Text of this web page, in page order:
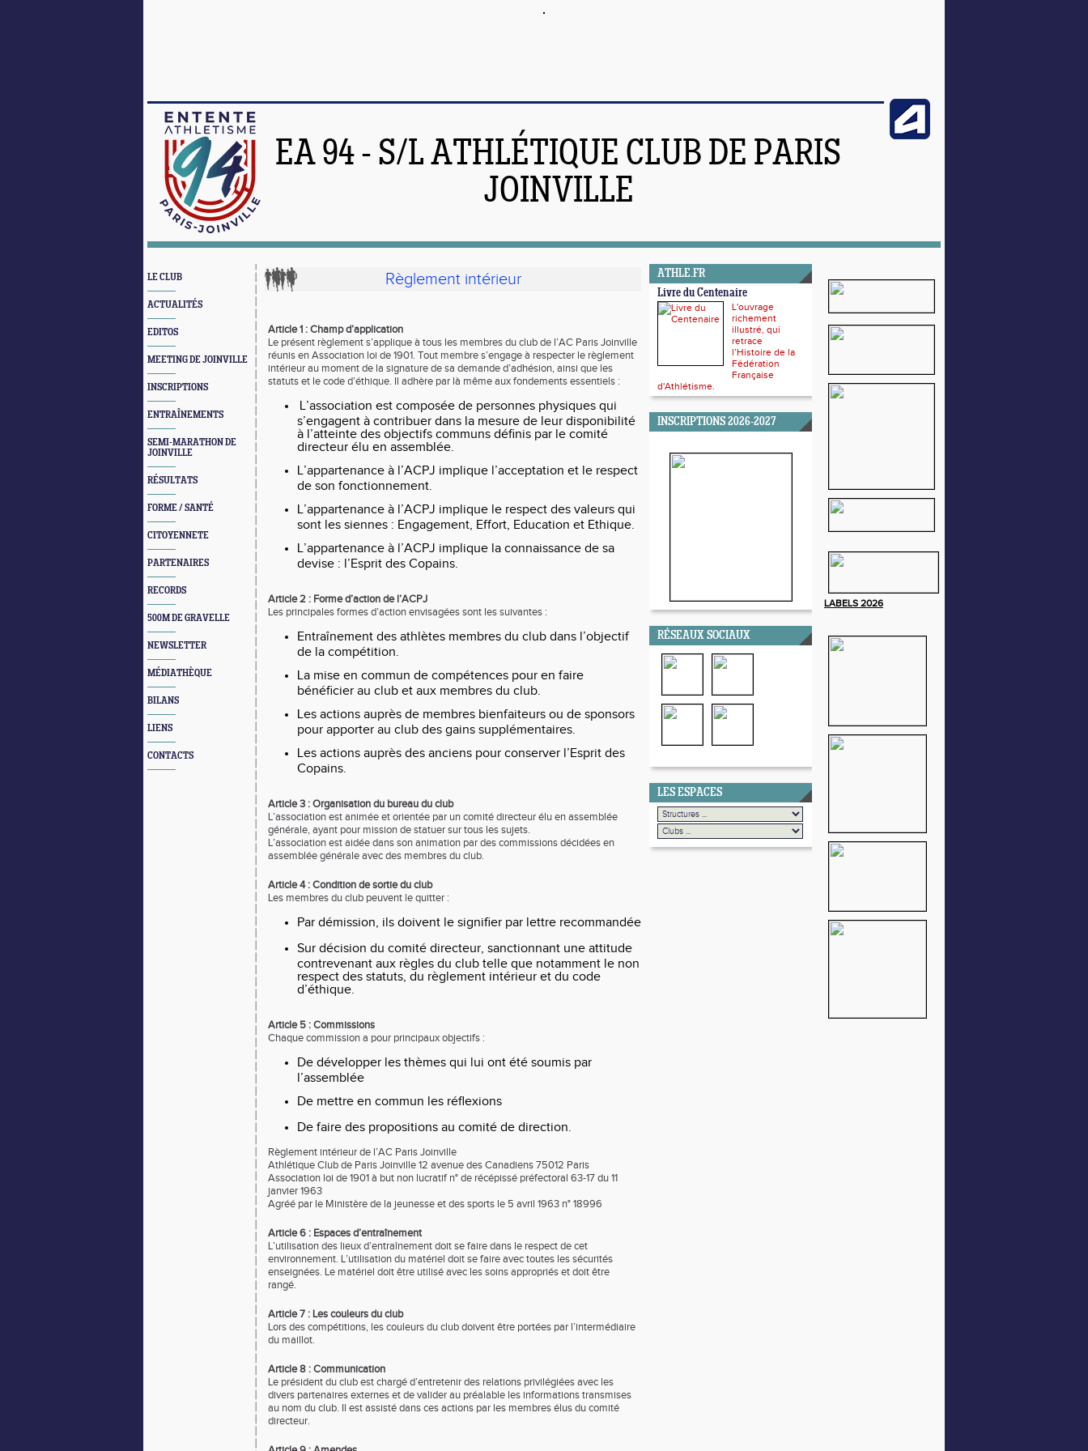
EA 94 - S/L ATHLÉTIQUE CLUB DE PARIS
JOINVILLE
LE CLUB
ACTUALITÉS
EDITOS
MEETING DE JOINVILLE
INSCRIPTIONS
ENTRAÎNEMENTS
SEMI-MARATHON DE
JOINVILLE
RÉSULTATS
FORME / SANTÉ
CITOYENNETE
PARTENAIRES
RECORDS
500M DE GRAVELLE
NEWSLETTER
MÉDIATHÈQUE
BILANS
LIENS
CONTACTS
Règlement intérieur
Article 1 : Champ d’application
Le présent règlement s’applique à tous les membres du club de l’AC Paris Joinville
réunis en Association loi de 1901. Tout membre s’engage à respecter le règlement
intérieur au moment de la signature de sa demande d’adhésion, ainsi que les
statuts et le code d’éthique. Il adhère par là même aux fondements essentiels :
L’association est composée de personnes physiques qui
s’engagent à contribuer dans la mesure de leur disponibilité
à l’atteinte des objectifs communs définis par le comité
directeur élu en assemblée.
L’appartenance à l’ACPJ implique l’acceptation et le respect
de son fonctionnement.
L’appartenance à l’ACPJ implique le respect des valeurs qui
sont les siennes : Engagement, Effort, Education et Ethique.
L’appartenance à l’ACPJ implique la connaissance de sa
devise : l’Esprit des Copains.
Article 2 : Forme d’action de l’ACPJ
Les principales formes d’action envisagées sont les suivantes :
Entraînement des athlètes membres du club dans l’objectif
de la compétition.
La mise en commun de compétences pour en faire
bénéficier au club et aux membres du club.
Les actions auprès de membres bienfaiteurs ou de sponsors
pour apporter au club des gains supplémentaires.
Les actions auprès des anciens pour conserver l’Esprit des
Copains.
Article 3 : Organisation du bureau du club
L’association est animée et orientée par un comité directeur élu en assemblée
générale, ayant pour mission de statuer sur tous les sujets.
L’association est aidée dans son animation par des commissions décidées en
assemblée générale avec des membres du club.
Article 4 : Condition de sortie du club
Les membres du club peuvent le quitter :
Par démission, ils doivent le signifier par lettre recommandée
Sur décision du comité directeur, sanctionnant une attitude
contrevenant aux règles du club telle que notamment le non
respect des statuts, du règlement intérieur et du code
d’éthique.
Article 5 : Commissions
Chaque commission a pour principaux objectifs :
De développer les thèmes qui lui ont été soumis par
l’assemblée
De mettre en commun les réflexions
De faire des propositions au comité de direction.
Règlement intérieur de l’AC Paris Joinville
Athlétique Club de Paris Joinville 12 avenue des Canadiens 75012 Paris
Association loi de 1901 à but non lucratif n° de récépissé préfectoral 63-17 du 11
janvier 1963
Agréé par le Ministère de la jeunesse et des sports le 5 avril 1963 n° 18996
Article 6 : Espaces d’entraînement
L’utilisation des lieux d’entraînement doit se faire dans le respect de cet
environnement. L’utilisation du matériel doit se faire avec toutes les sécurités
enseignées. Le matériel doit être utilisé avec les soins appropriés et doit être
rangé.
Article 7 : Les couleurs du club
Lors des compétitions, les couleurs du club doivent être portées par l’intermédiaire
du maillot.
Article 8 : Communication
Le président du club est chargé d’entretenir des relations privilégiées avec les
divers partenaires externes et de valider au préalable les informations transmises
au nom du club. Il est assisté dans ces actions par les membres élus du comité
directeur.
ATHLE.FR
Livre du Centenaire
L'ouvrage
richement
illustré, qui
retrace
l’Histoire de la
Fédération
Française
d'Athlétisme.
INSCRIPTIONS 2026-2027
RÉSEAUX SOCIAUX
LES ESPACES
LABELS 2026